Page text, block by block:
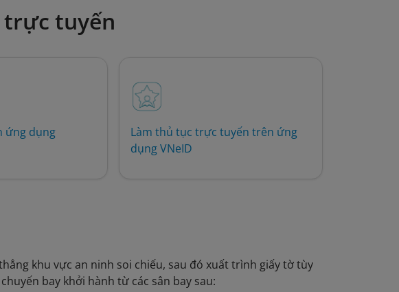
tuyến
ứng dụng
Làm thủ tục trực tuyến trên ứng
dụng VNeID
khu vực an ninh soi chiếu, sau đó xuất trình giấy tờ tùy
bay khởi hành từ các sân bay sau: